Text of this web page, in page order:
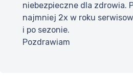
niebezpieczne dla zdrowia.
najmniej 2x w roku
i po sezonie.
Pozdrawiam